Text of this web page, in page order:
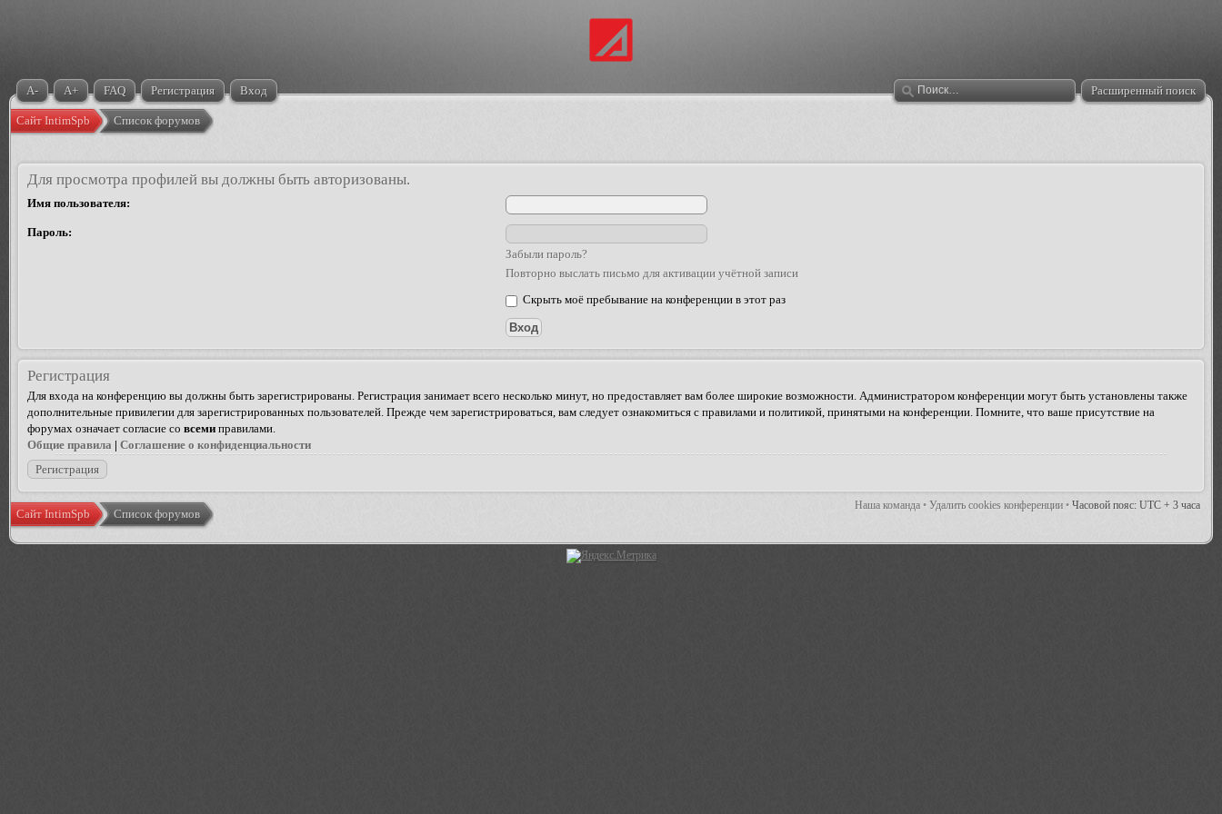
A- A+ FAQ Регистрация Вход Расширенный поиск
Сайт IntimSpb Список форумов
Для просмотра профилей вы должны быть авторизованы.
Имя пользователя:
Пароль:
Забыли пароль?
Повторно выслать письмо для активации учётной записи
Скрыть моё пребывание на конференции в этот раз
Регистрация
Для входа на конференцию вы должны быть зарегистрированы. Регистрация занимает всего несколько минут, но предоставляет вам более широкие возможности. Администратором конференции могут быть установлены также
дополнительные привилегии для зарегистрированных пользователей. Прежде чем зарегистрироваться, вам следует ознакомиться с правилами и политикой, принятыми на конференции. Помните, что ваше присутствие на
форумах означает согласие со всеми правилами.
Общие правила | Соглашение о конфиденциальности
Регистрация
Наша команда • Удалить cookies конференции • Часовой пояс: UTC + 3 часа
Сайт IntimSpb Список форумов